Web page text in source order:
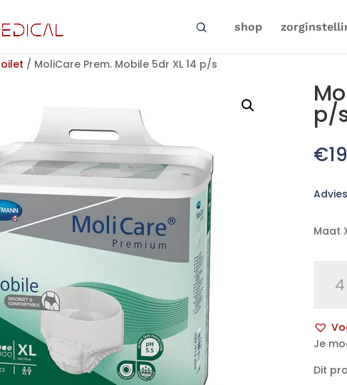
shop
/ MoliCare Prem. Mobile 5dr XL 14 p/s
p/
€
Maat
Prem.
XL
14
p/s
A
t
Je
Dit